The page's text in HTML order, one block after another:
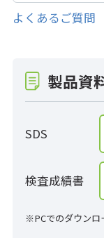
よくあるご質問
製品資
SDS
検査成績書
※PCでのダウンロ